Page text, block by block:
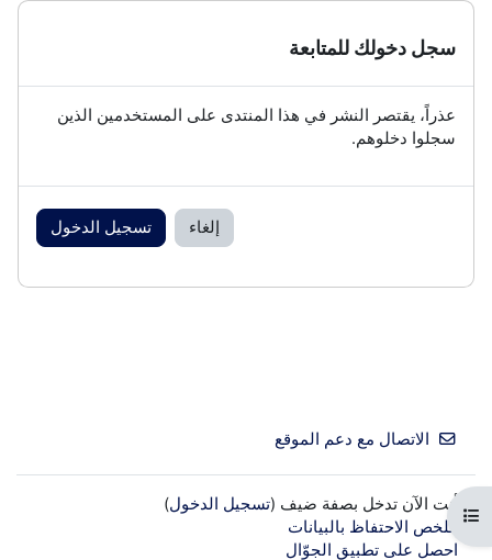
فتح فهرس المقرر
سجل دخولك للمتابعة
عذراً، يقتصر النشر في هذا المنتدى على المستخدمين الذين
سجلوا دخلوهم.
إلغاء تسجيل الدخول
الاتصال مع دعم الموقع
أنت الآن تدخل بصفة ضيف (تسجيل الدخول)
ملخص الاحتفاظ بالبيانات
احصل على تطبيق الجوّال